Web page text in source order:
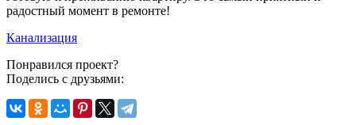
радостный момент в ремонте!
Канализация
Понравился проект?
Поделись с друзьями: